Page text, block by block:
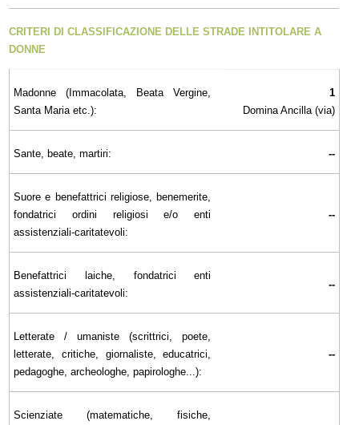
CRITERI DI CLASSIFICAZIONE DELLE STRADE INTITOLARE A
DONNE
Madonne (Immacolata, Beata Vergine,
Santa Maria etc.):
1
Domina Ancilla (via)
Sante, beate, martiri: --
Suore e benefattrici religiose, benemerite,
fondatrici ordini religiosi e/o enti
assistenziali-caritatevoli:
--
Benefattrici laiche, fondatrici enti
assistenziali-caritatevoli:
--
Letterate / umaniste (scrittrici, poete,
letterate, critiche, giornaliste, educatrici,
pedagoghe, archeologhe, papirologhe...):
--
Scienziate (matematiche, fisiche,